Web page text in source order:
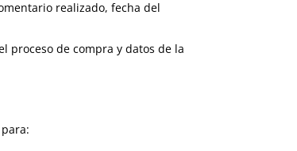
realizado, fecha del
proceso de compra y datos de la